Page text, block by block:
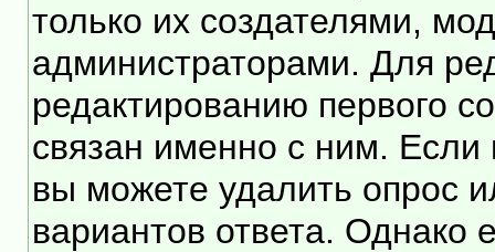
только их создателями,
администраторами. Для
редактированию первого
связан именно с ним. Если
вы можете удалить опрос
вариантов ответа. Однако